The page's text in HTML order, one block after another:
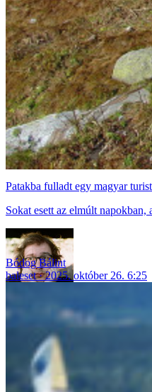
Patakba fulladt egy magyar
Sokat esett az elmúlt napokban,
Bódog Bálint
baleset
2025. október 26. 6:25